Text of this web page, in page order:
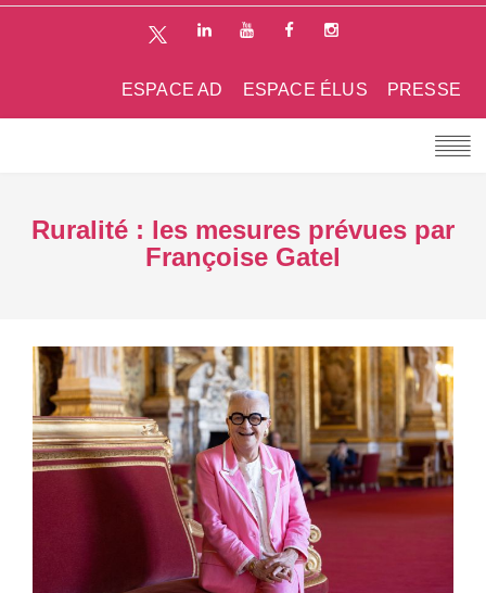
PRESSE
ESPACE ÉLUS
ESPACE AD
Ruralité : les mesures prévues par
Françoise Gatel